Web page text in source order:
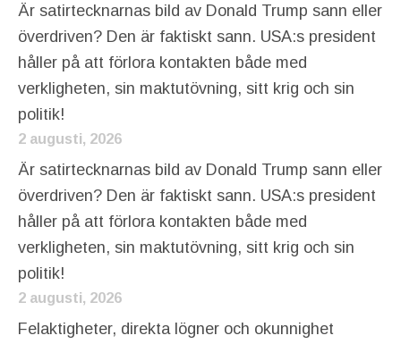
Är satirtecknarnas bild av Donald Trump sann eller
överdriven? Den är faktiskt sann. USA:s president
håller på att förlora kontakten både med
verkligheten, sin maktutövning, sitt krig och sin
politik!
2 augusti, 2026
Är satirtecknarnas bild av Donald Trump sann eller
överdriven? Den är faktiskt sann. USA:s president
håller på att förlora kontakten både med
verkligheten, sin maktutövning, sitt krig och sin
politik!
2 augusti, 2026
Felaktigheter, direkta lögner och okunnighet